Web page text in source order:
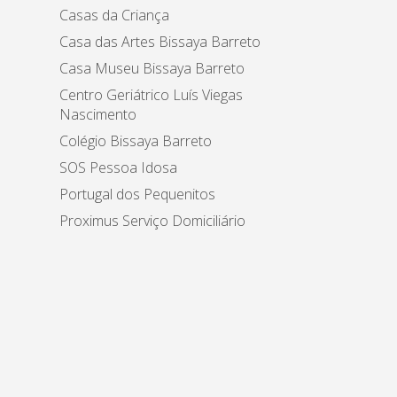
Casas da Criança
Casa das Artes Bissaya Barreto
Casa Museu Bissaya Barreto
Centro Geriátrico Luís Viegas
Nascimento
Colégio Bissaya Barreto
SOS Pessoa Idosa
Portugal dos Pequenitos
Proximus Serviço Domiciliário